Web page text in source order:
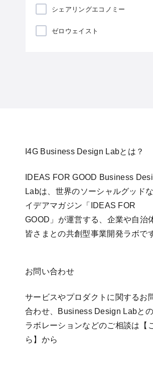
シェアリングエコノミー
ゼロウェイスト
I4G Business Design Labとは？
IDEAS FOR GOOD Business
Labは、世界のソーシャルグッド
イデアマガジン「IDEAS FOR
GOOD」が運営する、企業や自治
皆さまとの共創型事業開発ラボで
お問い合わせ
サービスやプロダクトに関するお
合わせ、Business Design Labと
ラボレーションなどのご相談は 【
ら】 から